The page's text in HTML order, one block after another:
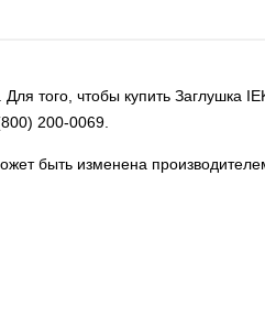
того, чтобы купить Заглушка
200-0069
быть изменена